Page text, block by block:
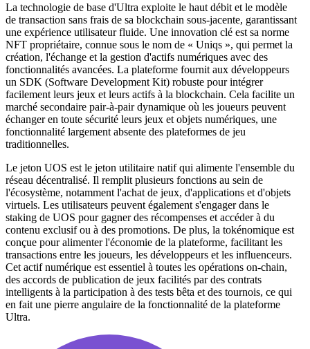
La technologie de base d'Ultra exploite le haut débit et le modèle
de transaction sans frais de sa blockchain sous-jacente, garantissant
une expérience utilisateur fluide. Une innovation clé est sa norme
NFT propriétaire, connue sous le nom de « Uniqs », qui permet la
création, l'échange et la gestion d'actifs numériques avec des
fonctionnalités avancées. La plateforme fournit aux développeurs
un SDK (Software Development Kit) robuste pour intégrer
facilement leurs jeux et leurs actifs à la blockchain. Cela facilite un
marché secondaire pair-à-pair dynamique où les joueurs peuvent
échanger en toute sécurité leurs jeux et objets numériques, une
fonctionnalité largement absente des plateformes de jeu
traditionnelles.
Le jeton UOS est le jeton utilitaire natif qui alimente l'ensemble du
réseau décentralisé. Il remplit plusieurs fonctions au sein de
l'écosystème, notamment l'achat de jeux, d'applications et d'objets
virtuels. Les utilisateurs peuvent également s'engager dans le
staking de UOS pour gagner des récompenses et accéder à du
contenu exclusif ou à des promotions. De plus, la tokénomique est
conçue pour alimenter l'économie de la plateforme, facilitant les
transactions entre les joueurs, les développeurs et les influenceurs.
Cet actif numérique est essentiel à toutes les opérations on-chain,
des accords de publication de jeux facilités par des contrats
intelligents à la participation à des tests bêta et des tournois, ce qui
en fait une pierre angulaire de la fonctionnalité de la plateforme
Ultra.